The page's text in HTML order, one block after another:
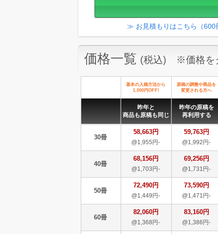
≫ お見積もりはこちら（600
価格一覧 (税込) ※価格を
基本の入稿方法から
1,000円OFF!
原稿の調整や商品を
変更される方へ
昨年と
商品も原稿も同じ
昨年の原稿を
再利用する
30冊
58,663円
@1,955円-
59,763円
@1,992円-
40冊
68,156円
@1,703円-
69,256円
@1,731円-
50冊
72,490円
@1,449円-
73,590円
@1,471円-
60冊
82,060円
@1,368円-
83,160円
@1,386円-